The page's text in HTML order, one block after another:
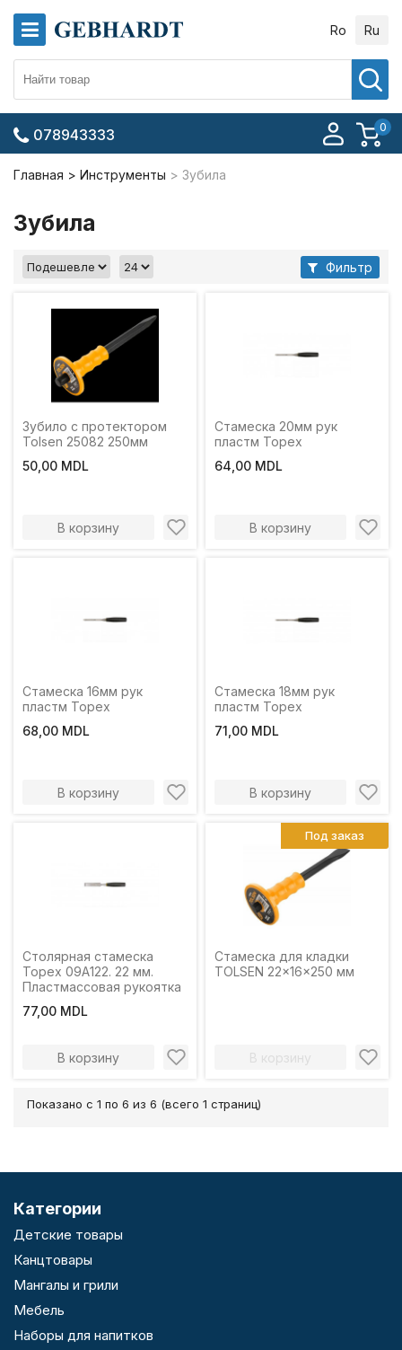
Ro Ru
0
078943333
Главная Инструменты Зубила
Зубила
Фильтр
Зубило с протектором
Tolsen 25082 250мм
50,00 MDL
В корзину
Стамеска 20мм рук
пластм Торех
64,00 MDL
В корзину
Стамеска 16мм рук
пластм Торех
68,00 MDL
В корзину
Стамеска 18мм рук
пластм Торех
71,00 MDL
В корзину
Столярная стамеска
Topex 09A122. 22 мм.
Пластмассовая рукоятка
77,00 MDL
В корзину
Стамеска для кладки
TOLSEN 22x16x250 мм
В корзину
Под заказ
Показано с 1 по 6 из 6 (всего 1 страниц)
Категории
Детские товары
Канцтовары
Мангалы и грили
Мебель
Наборы для напитков